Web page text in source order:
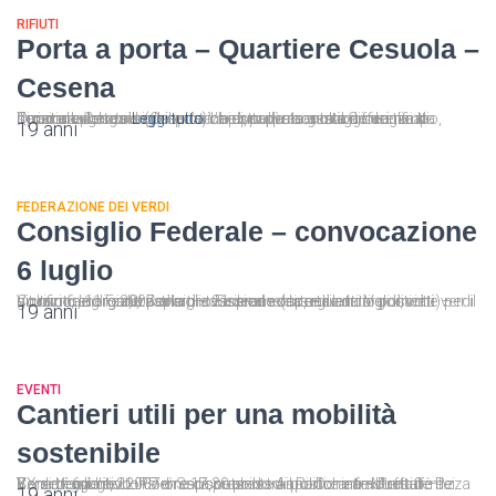
RIFIUTI
Porta a porta – Quartiere Cesuola –
Cesena
Il porta a porta sempre più richiesto per la gestione dei rifiuti Tiziana Lugaresi comunica che lunedì scorso il Consiglio di Quartiere Cesuola (Cesena) ha approvato a maggioranza la mozione del consigliere dei Verdi, sulla raccolta differenziata secondo il metodo del porta a porta, presentata a suo tempo, dopo una lunga Leggi tutto
19 anni
FEDERAZIONE DEI VERDI
Consiglio Federale – convocazione
6 luglio
Convocazione del Consiglio Federale (aperta a tutti gli iscritti) per il giorno 6 luglio 2007 alle ore 21 presso la sede dei Verdi, via Volturno, 11 Forlì, per la discussione dei seguenti argomenti: – situazione organizzativa, – tesseramento, – rilancio politiche verdi su rifiuti, energia, trasporti – varie ed eventuali
19 anni
EVENTI
Cantieri utili per una mobilità
sostenibile
Bere un aperitivo insieme discutendo di politiche ambientali – Venerdì 6 luglio 2007 ore 17,30 presso il Ristorante Muffaffè P.zza XX settembre, 2 – Forlì Sarà presente Anna Donati – Presidente Commissione LL.PP e responsabile trasporti e infrastrutture dei Verdi Leggi l’invito